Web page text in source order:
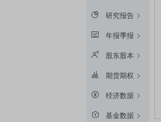
研究报告
年报季报
股东股本
期货期权
经济数据
基金数据